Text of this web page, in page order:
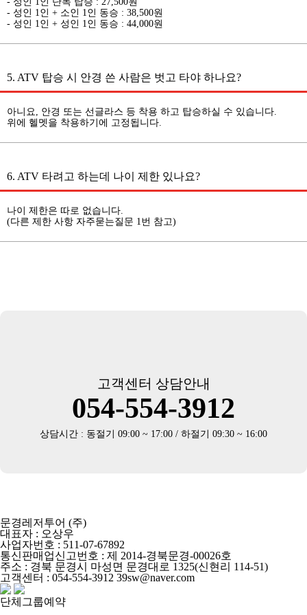
- 성인 1인 + 소인 1인 동승 : 38,500원
- 성인 1인 + 성인 1인 동승 : 44,000원
5. ATV 탑승 시 안경 쓴 사람은 벗고 타야 하나요?
아니요, 안경 또는 선글라스 등 착용 하고 탑승하실 수 있습니다.
위에 헬멧을 착용하기에 고정됩니다.
6. ATV 타려고 하는데 나이 제한 있나요?
나이 제한은 따로 없습니다.
(다른 제한 사항 자주묻는질문 1번 참고)
고객센터 상담안내
054-554-3912
상담시간 : 동절기 09:00 ~ 17:00 / 하절기 09:30 ~ 16:00
문경레저투어 (주)
대표자 : 오상우
사업자번호 : 511-07-67892
통신판매업신고번호 : 제 2014-경북문경-00026호
주소 : 경북 문경시 마성면 문경대로 1325(신현리 114-51)
고객센터 : 054-554-3912 39sw@naver.com
단체그룹예약